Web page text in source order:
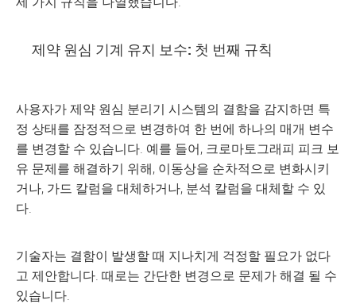
제약 원심 기계 유지 보수: 첫 번째 규칙
사용자가 제약 원심 분리기 시스템의 결함을 감지하면 특
정 상태를 잠정적으로 변경하여 한 번에 하나의 매개 변수
를 변경할 수 있습니다. 예를 들어, 크로마토그래피 피크 보
유 문제를 해결하기 위해, 이동상을 순차적으로 변화시키
거나, 가드 칼럼을 대체하거나, 분석 칼럼을 대체할 수 있
다.
기술자는 결함이 발생할 때 지나치게 걱정할 필요가 없다
고 제안합니다. 때로는 간단한 변경으로 문제가 해결 될 수
있습니다.